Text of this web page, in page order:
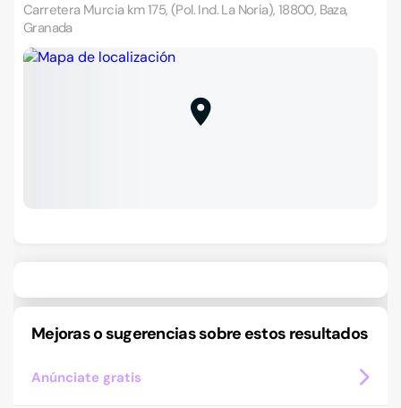
Carretera Murcia km 175, (Pol. Ind. La Noria), 18800, Baza,
Granada
Mejoras o sugerencias sobre estos resultados
Anúnciate gratis